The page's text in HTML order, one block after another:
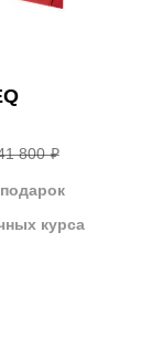
800 ₽
курса